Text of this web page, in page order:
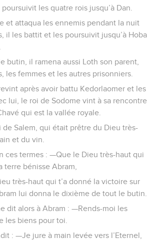
les quatre rois jusqu’à Dan.
et attaqua les ennemis pendant la nuit
il les battit et les poursuivit jusqu’à Hoba
butin, il ramena aussi Loth son parent,
les femmes et les autres prisonniers.
après avoir battu Kedorlaomer et les
lui, le roi de Sodome vint à sa rencontre
qui est la vallée royale.
de Salem, qui était prêtre du Dieu très-
et du vin.
ces termes : —Que le Dieu très-haut qui
terre bénisse Abram,
très-haut qui t’a donné la victoire sur
lui donna le dixième de tout le butin.
dit alors à Abram : —Rends-moi les
les biens pour toi.
: —Je jure à main levée vers l’Eternel,